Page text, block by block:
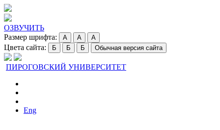
ОЗВУЧИТЬ
Размер шрифта:
A A A
Цвета сайта: Б Б Б Обычная версия сайта
ПИРОГОВСКИЙ УНИВЕРСИТЕТ
Eng